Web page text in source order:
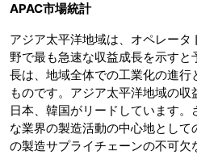
APAC市場統計
アジア太平洋地域は、オペレー
野で最も急速な収益成長を示す
長は、地域全体での工業化の進行
ものです。アジア太平洋地域の収
日本、韓国がリードしています。
な業界の製造活動の中心地とし
の製造サプライチェーンの不可